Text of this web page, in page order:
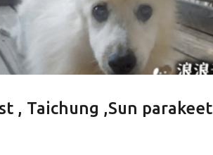
, Taichung ,Sun parakeet